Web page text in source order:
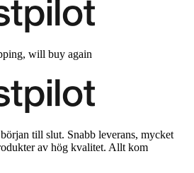
will buy again
till slut. Snabb leverans, mycket
av hög kvalitet. Allt kom